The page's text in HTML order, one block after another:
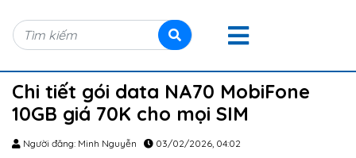
Chi tiết gói data NA70 MobiFone
10GB giá 70K cho mọi SIM
Người đăng: Minh Nguyễn 03/02/2026, 04:02